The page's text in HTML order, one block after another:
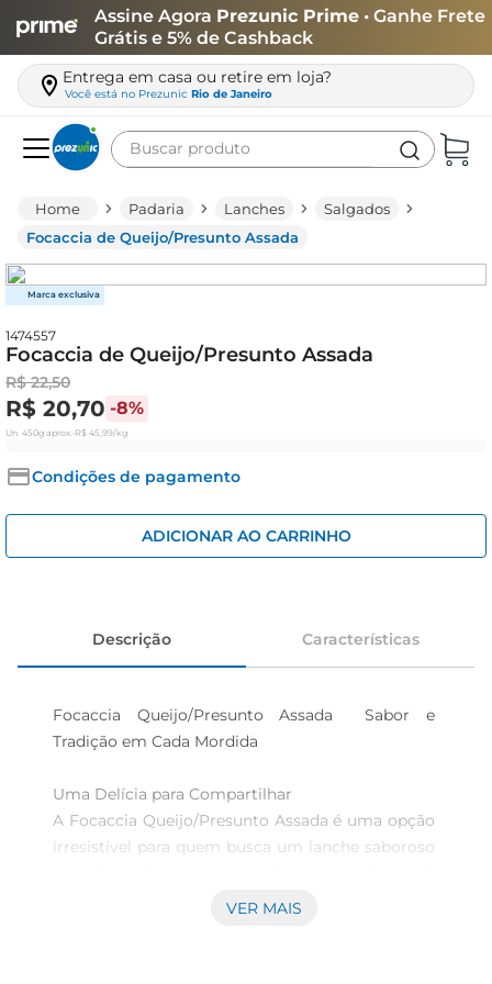
Assine Agora Prezunic Prime • Ganhe Frete
Grátis e 5% de Cashback
Entrega em casa ou retire em loja?
Você está no Prezunic Rio de Janeiro
Buscar produto
Padaria Lanches
Salgados
Focaccia de Queijo/Presunto Assada
1474557
Focaccia de Queijo/Presunto Assada
R$ 22,50
R$ 20,70 -8%
Un. 450g aprox. •R$ 45,99/kg
Condições de pagamento
ADICIONAR AO CARRINHO
Descrição Características
Focaccia Queijo/Presunto Assada  Sabor e
Tradição em Cada Mordida
Uma Delícia para Compartilhar
A Focaccia Queijo/Presunto Assada é uma opção
irresistível para quem busca um lanche saboroso
queijos derretidos e presunto, essa iguaria é ideal
VER MAIS
leite
café
queijo
azeite
biscoito
iogurte
papel higiênico